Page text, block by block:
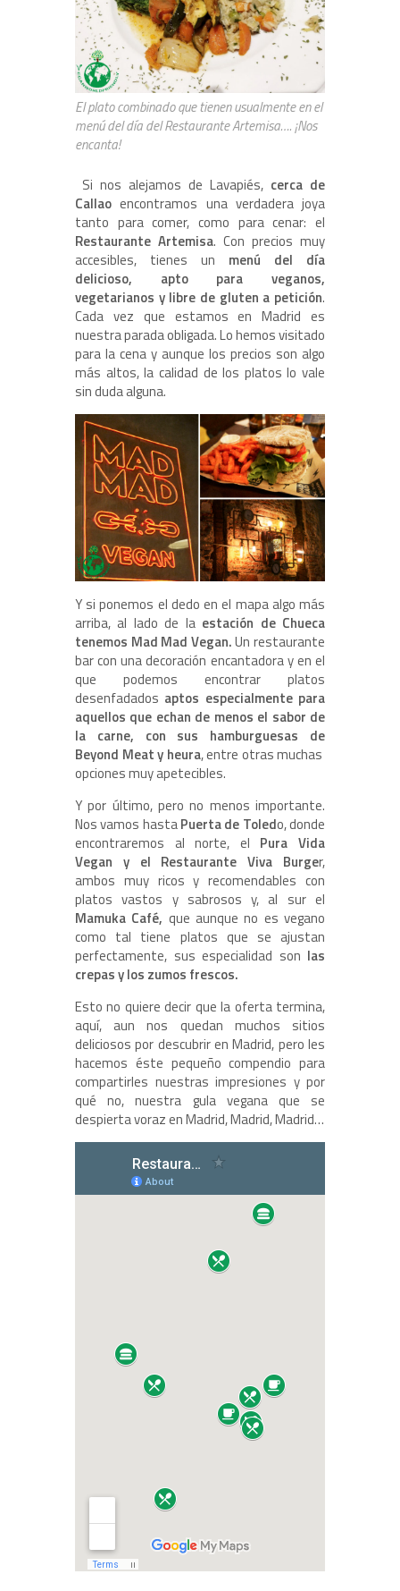
El plato combinado que tienen usualmente en el
menú del día del Restaurante Artemisa…. ¡Nos
encanta!
Si nos alejamos de Lavapiés, cerca de
Callao encontramos una verdadera joya
tanto para comer, como para cenar: el
Restaurante Artemisa. Con precios muy
accesibles, tienes un menú del día
delicioso, apto para veganos,
vegetarianos y libre de gluten a petición.
Cada vez que estamos en Madrid es
nuestra parada obligada. Lo hemos visitado
para la cena y aunque los precios son algo
más altos, la calidad de los platos lo vale
sin duda alguna.
Y si ponemos el dedo en el mapa algo más
arriba, al lado de la estación de Chueca
tenemos Mad Mad Vegan.Un restaurante
bar con una decoración encantadora y en el
que podemos encontrar platos
desenfadados aptos especialmente para
aquellos que echan de menos el sabor de
la carne, con sus hamburguesas de
Beyond Meat y heura, entre otras muchas
opciones muy apetecibles.
Y por último, pero no menos importante.
Nos vamos hastaPuerta de Toledo, donde
encontraremos al norte, el Pura Vida
Vegan y el Restaurante Viva Burger,
ambos muy ricos y recomendables con
platos vastos y sabrosos y, al sur el
Mamuka Café, que aunque no es vegano
como tal tiene platos que se ajustan
perfectamente, sus especialidad son las
crepas y los zumos frescos.
Esto no quiere decir que la oferta termina,
aquí, aun nos quedan muchos sitios
deliciosos por descubrir en Madrid, pero les
hacemos éste pequeño compendio para
compartirles nuestras impresiones y por
qué no, nuestra gula vegana que se
despierta voraz en Madrid, Madrid, Madrid…